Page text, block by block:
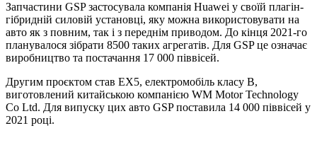
Запчастини GSP застосувала компанія Huawei у своїй плагін-
гібридній силовій установці, яку можна використовувати на
авто як з повним, так і з переднім приводом. До кінця 2021-го
планувалося зібрати 8500 таких агрегатів. Для GSP це означає
виробництво та постачання 17 000 піввісей.
Другим проєктом став EX5, електромобіль класу B,
виготовлений китайською компанією WM Motor Technology
Co Ltd. Для випуску цих авто GSP поставила 14 000 піввісей у
2021 році.